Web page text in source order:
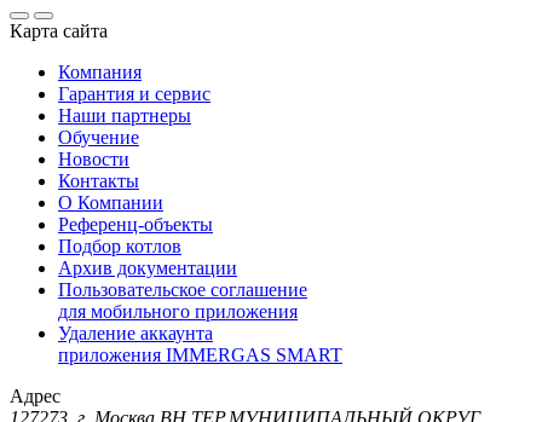
Карта сайта
Компания
Гарантия и сервис
Наши партнеры
Обучение
Новости
Контакты
О Компании
Референц-объекты
Подбор котлов
Архив документации
Пользовательское соглашение
для мобильного приложения
Удаление аккаунта
приложения IMMERGAS SMART
Адрес
127273, г. Москва ВН.ТЕР.МУНИЦИПАЛЬНЫЙ ОКРУГ